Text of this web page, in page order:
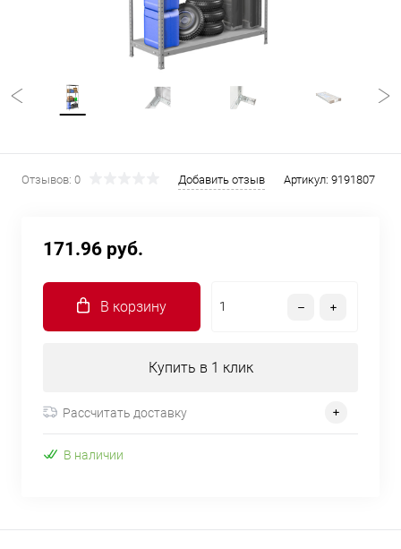
Отзывов: 0 Добавить отзыв Артикул: 9191807
171.96 руб.
В корзину
Купить в 1 клик
Рассчитать доставку
В наличии